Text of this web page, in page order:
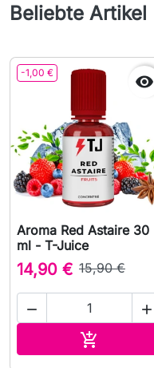
Beliebte Artikel
-1,00 € 
Aroma Red Astaire 30
ml - T-Juice
14,90 € 15,90 €
 
